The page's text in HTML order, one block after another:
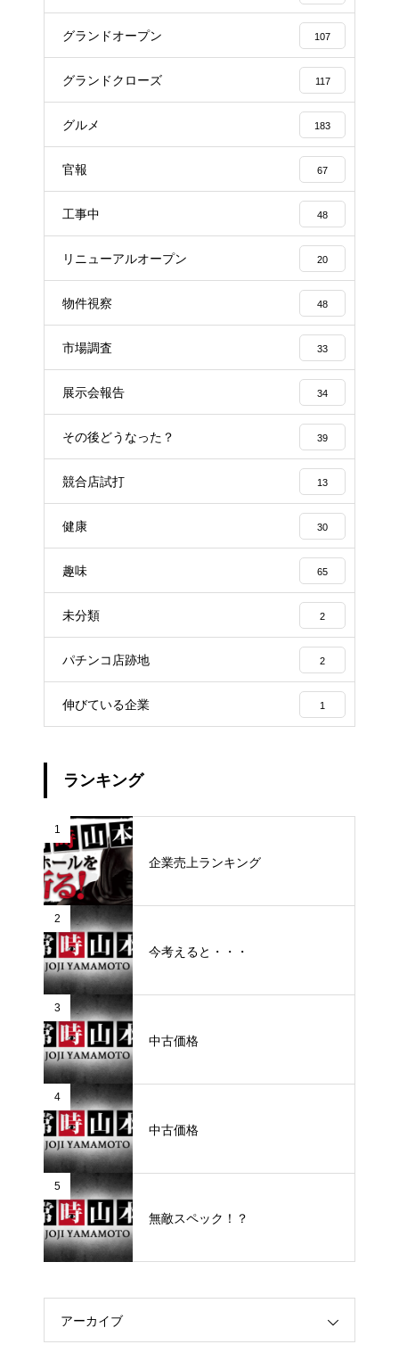
グランドオープン 107
グランドクローズ 117
グルメ 183
官報 67
工事中 48
リニューアルオープン 20
物件視察 48
市場調査 33
展示会報告 34
その後どうなった？ 39
競合店試打 13
健康 30
趣味 65
未分類 2
パチンコ店跡地 2
伸びている企業 1
ランキング
1
企業売上ランキング
2
今考えると・・・
3
中古価格
4
中古価格
5
無敵スペック！？
アーカイブ